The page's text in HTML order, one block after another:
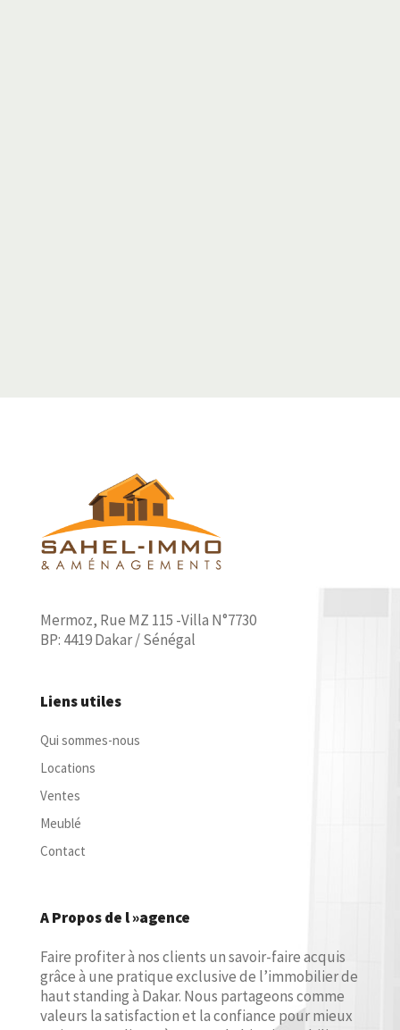
Mermoz, Rue MZ 115 -Villa N°7730
BP: 4419 Dakar / Sénégal
Liens utiles
Qui sommes-nous
Locations
Ventes
Meublé
Contact
A Propos de l »agence
Faire profiter à nos clients un savoir-faire acquis
grâce à une pratique exclusive de l’immobilier de
haut standing à Dakar. Nous partageons comme
valeurs la satisfaction et la confiance pour mieux